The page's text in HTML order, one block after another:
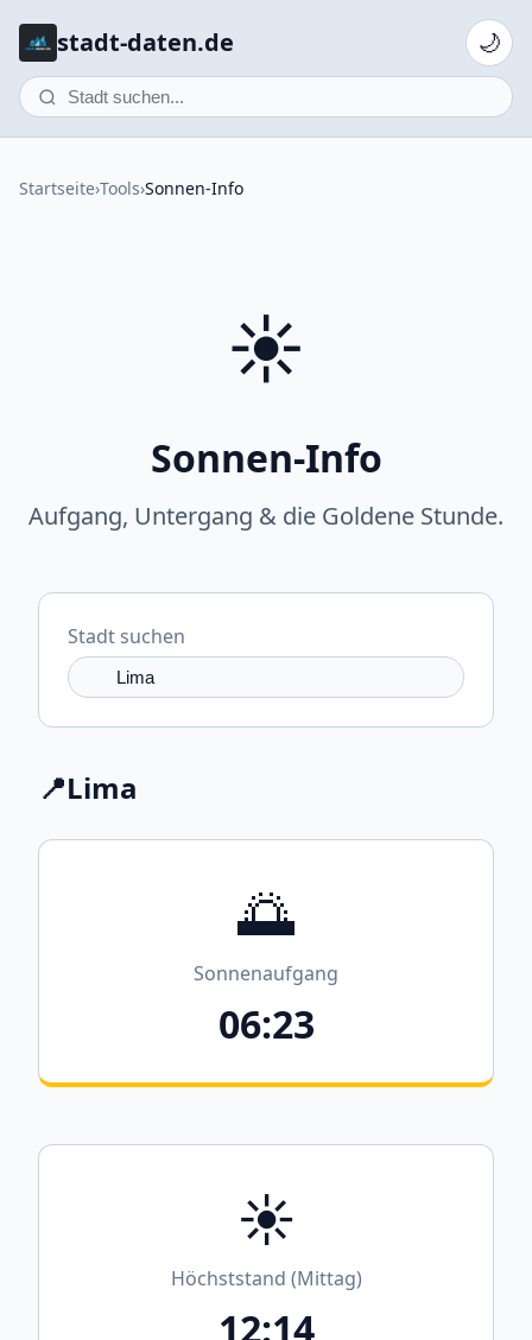
stadt-daten.de 🌙
Startseite›Tools›Sonnen-Info
☀️
Sonnen-Info
Aufgang, Untergang & die Goldene Stunde.
Stadt suchen
📍Lima
🌅
Sonnenaufgang
06:23
☀️
Höchststand (Mittag)
12:14